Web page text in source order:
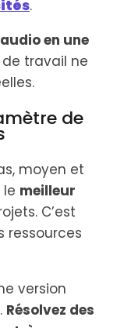
.
en une
travail ne
de
moyen et
meilleur
C’est
ressources
version
Résolvez des